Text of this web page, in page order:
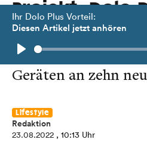
Ihr Dolo Plus Vorteil:
Diesen Artikel jetzt anhören
Play
Projekt „Dolo-
Rotes Kreuz Osttirol
öffentliche Defi-
Geräten an zehn
Lifestyle
Redaktion
23.08.2022 , 10:13 Uhr